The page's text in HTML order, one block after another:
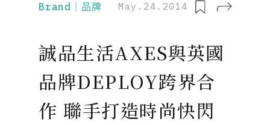
Brand｜品牌 May.24.2014
誠品生活AXES與英國
品牌DEPLOY跨界合
作 聯手打造時尚快閃